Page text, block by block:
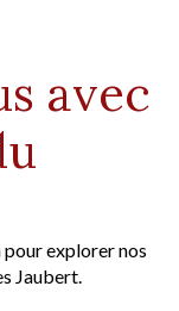
avec
explorer nos
Jaubert.